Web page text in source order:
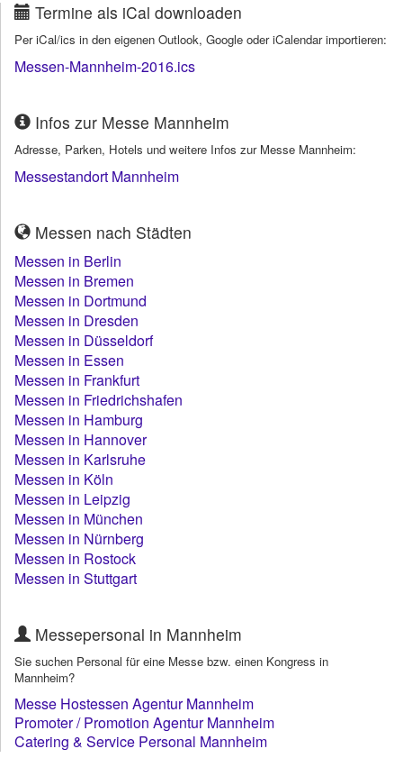
Termine als iCal downloaden
Per iCal/ics in den eigenen Outlook, Google oder iCalendar importieren:
Messen-Mannheim-2016.ics
Infos zur Messe Mannheim
Adresse, Parken, Hotels und weitere Infos zur Messe Mannheim:
Messestandort Mannheim
Messen nach Städten
Messen in Berlin
Messen in Bremen
Messen in Dortmund
Messen in Dresden
Messen in Düsseldorf
Messen in Essen
Messen in Frankfurt
Messen in Friedrichshafen
Messen in Hamburg
Messen in Hannover
Messen in Karlsruhe
Messen in Köln
Messen in Leipzig
Messen in München
Messen in Nürnberg
Messen in Rostock
Messen in Stuttgart
Messepersonal in Mannheim
Sie suchen Personal für eine Messe bzw. einen Kongress in
Mannheim?
Messe Hostessen Agentur Mannheim
Promoter / Promotion Agentur Mannheim
Catering & Service Personal Mannheim